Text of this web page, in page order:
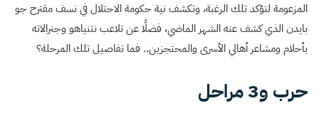
المزعومة لتؤكد تلك الرغبة، وتكشف نية حكومة الاحتلال في نسف مقترح جو
بايدن الذي كشف عنه الشهر الماضي، فضلًا عن تلاعب نتنياهو وجنرالاته
بأحلام ومشاعر أهالي الأسرى والمحتجزين.. فما تفاصيل تلك المرحلة؟
حرب و3 مراحل